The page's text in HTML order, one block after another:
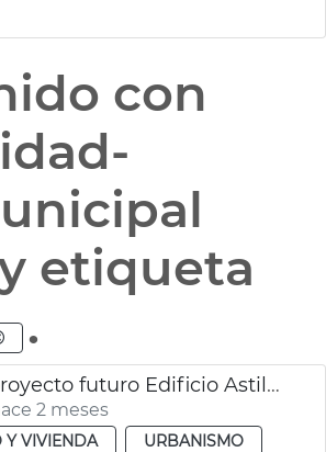
con
etiqueta
.
Aprobado proyecto futuro Edificio Astilleros Cabañal València
2 meses
Y VIVIENDA
URBANISMO